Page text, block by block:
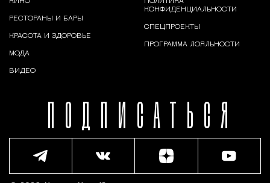
ПОДПИСАТЬСЯ
РЕСТОРАНЫ И БАРЫ
КРАСОТА И ЗДОРОВЬЕ
МОДА
ВИДЕО
КОНФИДЕНЦИАЛЬНОСТИ
СПЕЦПРОЕКТЫ
ПРОГРАММА ЛОЯЛЬНОСТИ